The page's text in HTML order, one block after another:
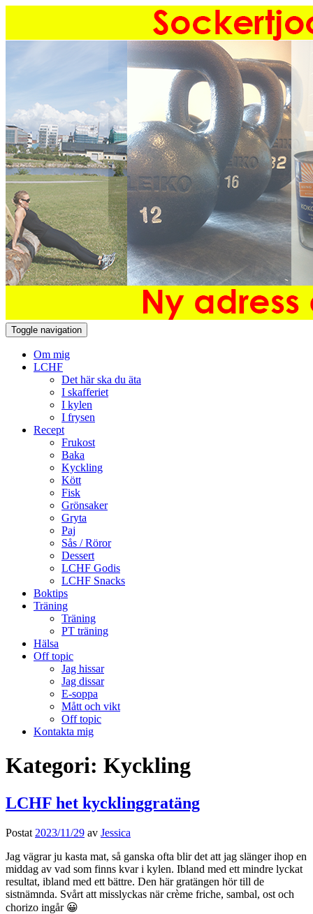
Toggle navigation
Om mig
LCHF
Det här ska du äta
I skafferiet
I kylen
I frysen
Recept
Frukost
Baka
Kyckling
Kött
Fisk
Grönsaker
Gryta
Paj
Sås / Röror
Dessert
LCHF Godis
LCHF Snacks
Boktips
Träning
Träning
PT träning
Hälsa
Off topic
Jag hissar
Jag dissar
E-soppa
Mått och vikt
Off topic
Kontakta mig
Kategori: Kyckling
LCHF het kycklinggratäng
Postat 2023/11/29 av Jessica
Jag vägrar ju kasta mat, så ganska ofta blir det att jag slänger ihop en
middag av vad som finns kvar i kylen. Ibland med ett mindre lyckat
resultat, ibland med ett bättre. Den här gratängen hör till de
sistnämnda. Svårt att misslyckas när crème friche, sambal, ost och
chorizo ingår 😀